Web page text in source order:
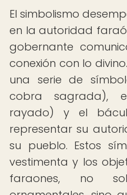
El simbolismo
en la autoridad
gobernante
conexión con lo
una serie de
cobra sagrada),
rayado) y el
representar su
su pueblo. Estos
vestimenta y los
faraones, no